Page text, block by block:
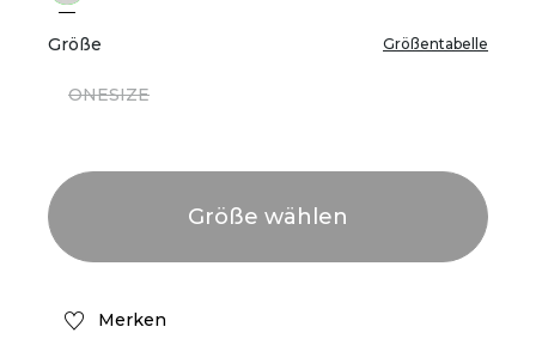
Größe Größentabelle
ONESIZE
Merken